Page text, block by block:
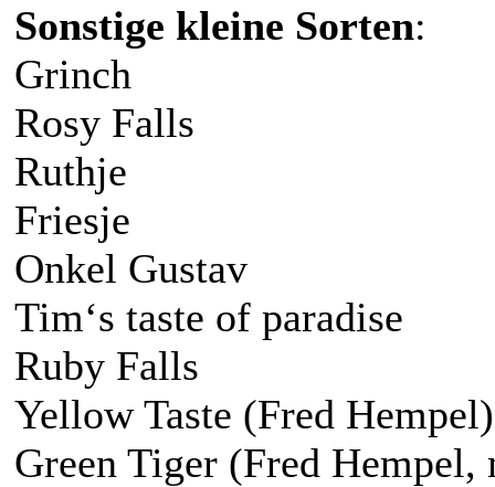
Sonstige kleine Sorten:
Grinch
Rosy Falls
Ruthje
Friesje
Onkel Gustav
Tim‘s taste of paradise
Ruby Falls
Yellow Taste (Fred Hempel)
Green Tiger (Fred